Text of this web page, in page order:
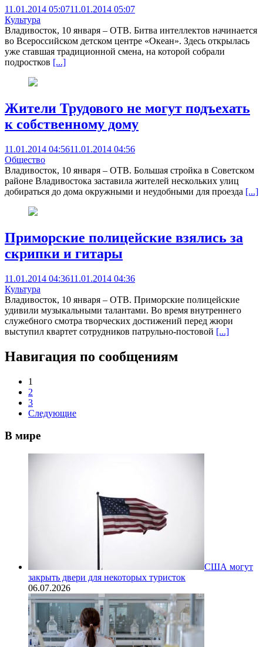
11.01.2014 05:0711.01.2014 05:07
Культура
Владивосток, 10 января – ОТВ. Битва интеллектов начинается
во Всероссийском детском центре «Океан». Здесь открылась
уже ставшая традиционной смена, на которой собрали
подростков [...]
Жители Трудового не могут подъехать
к собственному дому
11.01.2014 04:5611.01.2014 04:56
Общество
Владивосток, 10 января – ОТВ. Большая стройка в Советском
районе Владивостока заставила жителей нескольких улиц
добираться до дома окружными и неудобными для проезда [...]
Приморские полицейские взялись за
скрипки и гитары
11.01.2014 04:3611.01.2014 04:36
Культура
Владивосток, 10 января – ОТВ. Приморские полицейские
удивили музыкальными талантами. Во время внутреннего
служебного смотра творческих достижений перед жюри
выступил квартет сотрудников патрульно-постовой [...]
Навигация по сообщениям
1
2
3
Следующие
В мире
США могут
закрыть двери для некоторых туристок
06.07.2026